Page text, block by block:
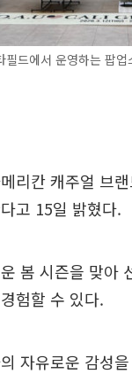
드에서 운영하는 팝업
리칸 캐주얼 브
고 15일 밝혔다.
봄 시즌을 맞아
험할 수 있다.
자유로운 감성